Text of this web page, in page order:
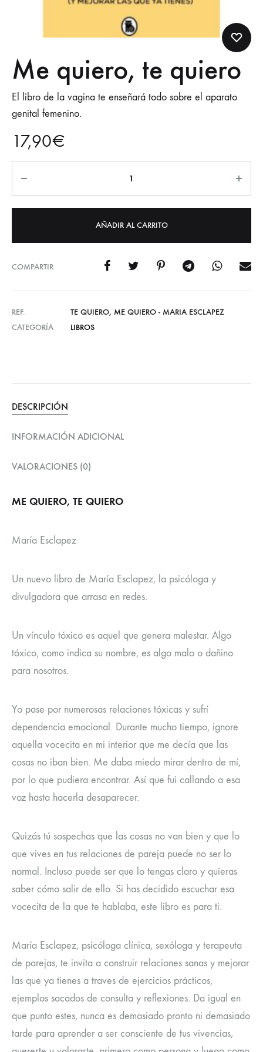
Me quiero, te quiero
El libro de la vagina te enseñará todo sobre el aparato
genital femenino.
17,90€
AÑADIR AL CARRITO
COMPARTIR
REF.
TE QUIERO, ME QUIERO - MARIA ESCLAPEZ
CATEGORÍA
LIBROS
DESCRIPCIÓN
INFORMACIÓN ADICIONAL
VALORACIONES (0)
ME QUIERO, TE QUIERO
María Esclapez
Un nuevo libro de María Esclapez, la psicóloga y
divulgadora que arrasa en redes.
Un vínculo tóxico es aquel que genera malestar. Algo
tóxico, como indica su nombre, es algo malo o dañino
para nosotros.
Yo pase por numerosas relaciones tóxicas y sufrí
dependencia emocional. Durante mucho tiempo, ignore
aquella vocecita en mi interior que me decía que las
cosas no iban bien. Me daba miedo mirar dentro de mí,
por lo que pudiera encontrar. Así que fui callando a esa
voz hasta hacerla desaparecer.
Quizás tú sospechas que las cosas no van bien y que lo
que vives en tus relaciones de pareja puede no ser lo
normal. Incluso puede ser que lo tengas claro y quieras
saber cómo salir de ello. Si has decidido escuchar esa
vocecita de la que te hablaba, este libro es para ti.
María Esclapez, psicóloga clínica, sexóloga y terapeuta
de parejas, te invita a construir relaciones sanas y mejorar
las que ya tienes a traves de ejercicios prácticos,
ejemplos sacados de consulta y reflexiones. Da igual en
que punto estes, nunca es demasiado pronto ni demasiado
tarde para aprender a ser consciente de tus vivencias,